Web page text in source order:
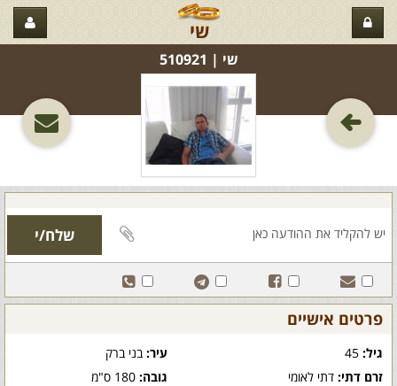
שי
שי‏ | 510921
פרטים אישיים
גיל: עיר:בני ברק
זרם דתי: דתי לאומי גובה:180 ס"מ